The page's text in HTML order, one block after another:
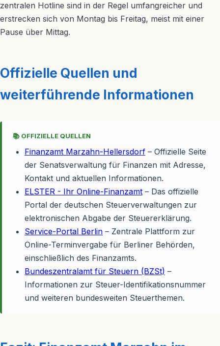
zentralen Hotline sind in der Regel umfangreicher und
erstrecken sich von Montag bis Freitag, meist mit einer
Pause über Mittag.
Offizielle Quellen und
weiterführende Informationen
📚 OFFIZIELLE QUELLEN
Finanzamt Marzahn-Hellersdorf – Offizielle Seite
der Senatsverwaltung für Finanzen mit Adresse,
Kontakt und aktuellen Informationen.
ELSTER - Ihr Online-Finanzamt – Das offizielle
Portal der deutschen Steuerverwaltungen zur
elektronischen Abgabe der Steuererklärung.
Service-Portal Berlin – Zentrale Plattform zur
Online-Terminvergabe für Berliner Behörden,
einschließlich des Finanzamts.
Bundeszentralamt für Steuern (BZSt) –
Informationen zur Steuer-Identifikationsnummer
und weiteren bundesweiten Steuerthemen.